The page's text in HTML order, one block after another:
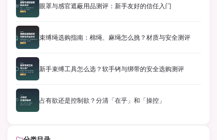
眼罩与感官遮蔽用品测评：新手友好的信任入门
束缚绳选购指南：棉绳、麻绳怎么挑？材质与安全测评
新手束缚工具怎么选？软手铐与绑带的安全选购测评
占有欲还是控制欲？分清「在乎」和「操控」